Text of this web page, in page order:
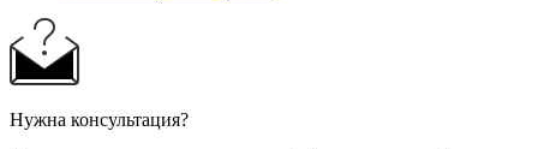
Нужна консультация?